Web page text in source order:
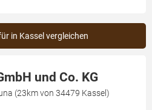
in Kassel vergleichen
und Co. KG
(23km von 34479 Kassel)